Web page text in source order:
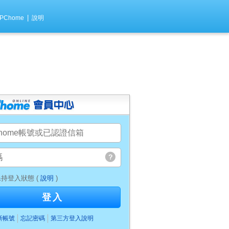
說明
登入狀態 ( 說明 )
登入
帳號 忘記密碼 第三方登入說明